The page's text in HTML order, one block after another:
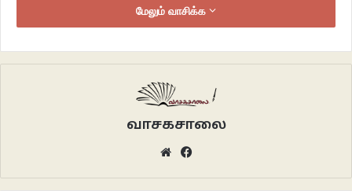
காளைகள் அலங்கரிக்கப்பட்டு இருக்கும் விதங்கள் திருவிழாவை மேலும்
சிறப்பாக்கியது. அந்த இடமே அன்று திருவிழா சந்தையாகவும் மாறும்.
தங்கள் காளைகளையும், மாடுகளையும் கூட்டி வருவது வழிபாட்டுக்கு என்று
இருந்தாலும் தங்கள் மாடுகளால் அவர்களுக்கு இருக்கும் பந்தாவை
மேலும் வாசிக்க
வாசகசாலை
Website